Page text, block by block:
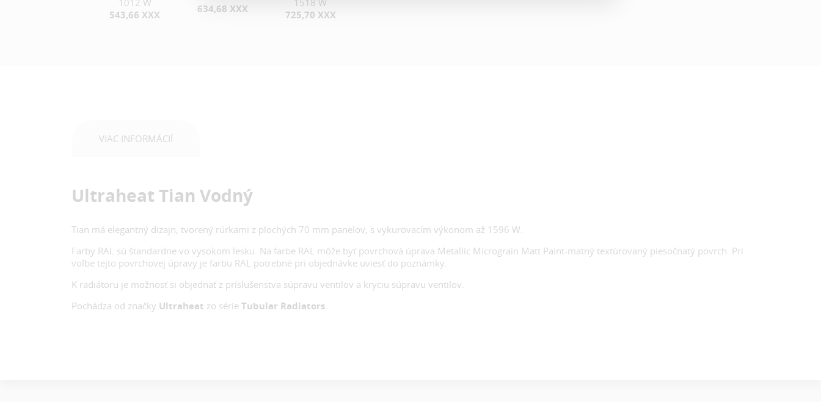
1012 W
543,66 XXX
634,68 XXX
1518 W
725,70 XXX
VIAC INFORMÁCIÍ
Ultraheat Tian Vodný
Tian má elegantný dizajn, tvorený rúrkami z plochých 70 mm panelov, s vykurovacím výkonom až 1596 W.
Farby RAL sú štandardne vo vysokom lesku. Na farbe RAL môže byť povrchová úprava Metallic Micrograin Matt Paint-matný textúrovaný piesočnatý povrch. Pri
voľbe tejto povrchovej úpravy je farbu RAL potrebné pri objednávke uviesť do poznámky.
K radiátoru je možnosť si objednať z príslušenstva súpravu ventilov a kryciu súpravu ventilov.
Pochádza od značky Ultraheat zo série Tubular Radiators.